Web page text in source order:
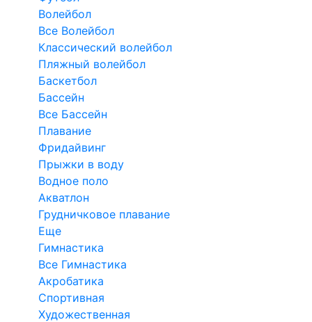
Волейбол
Все Волейбол
Классический волейбол
Пляжный волейбол
Баскетбол
Бассейн
Все Бассейн
Плавание
Фридайвинг
Прыжки в воду
Водное поло
Акватлон
Грудничковое плавание
Еще
Гимнастика
Все Гимнастика
Акробатика
Спортивная
Художественная